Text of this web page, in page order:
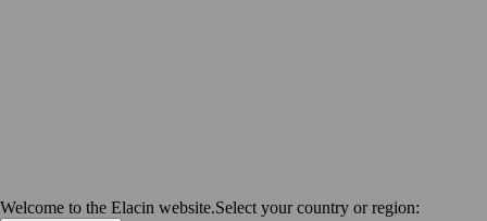
Welcome to the Elacin website.Select your country or region: